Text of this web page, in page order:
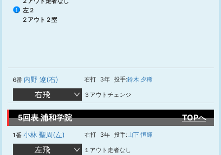
1
左２
２アウト２塁
6番 内野 遼(右) 右打 3年 投手:鈴木 夕稀
右飛 ３アウトチェンジ
5回表 浦和学院 TOPへ
1番 小林 聖周(左) 右打 3年 投手:山下 恒輝
左飛 １アウト走者なし